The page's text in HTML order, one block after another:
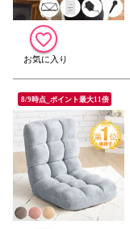
8/9時点_ポイント最大11倍